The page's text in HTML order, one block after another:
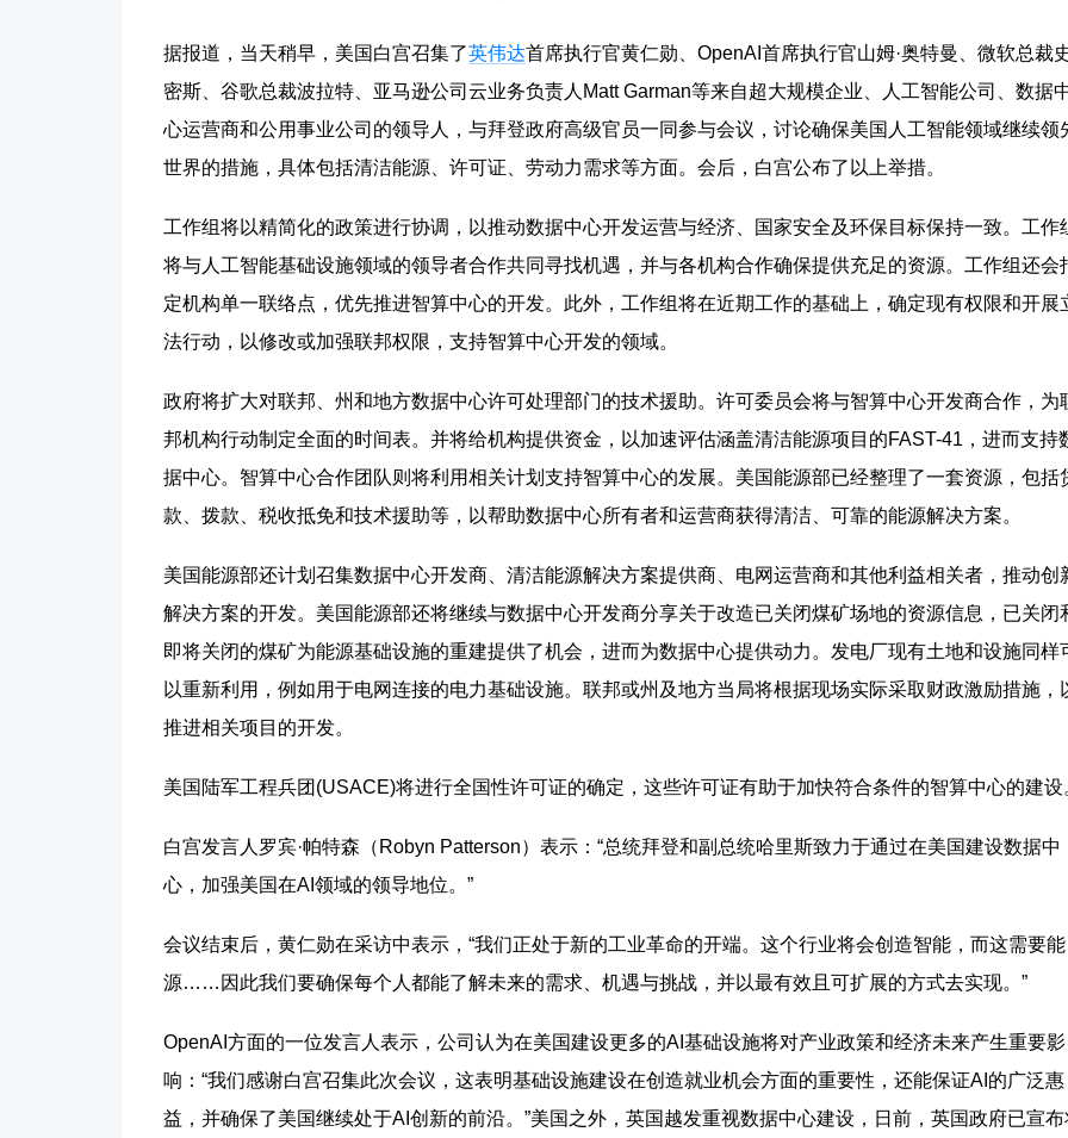
据报道，当天稍早，美国白宫召集了英伟达首席执行官黄仁勋、OpenAI首席执行官山姆·奥特曼、微软总裁
密斯、谷歌总裁波拉特、亚马逊公司云业务负责人Matt Garman等来自超大规模企业、人工智能公司、数据
心运营商和公用事业公司的领导人，与拜登政府高级官员一同参与会议，讨论确保美国人工智能领域继续领
世界的措施，具体包括清洁能源、许可证、劳动力需求等方面。会后，白宫公布了以上举措。
工作组将以精简化的政策进行协调，以推动数据中心开发运营与经济、国家安全及环保目标保持一致。工作
将与人工智能基础设施领域的领导者合作共同寻找机遇，并与各机构合作确保提供充足的资源。工作组还会
定机构单一联络点，优先推进智算中心的开发。此外，工作组将在近期工作的基础上，确定现有权限和开展
法行动，以修改或加强联邦权限，支持智算中心开发的领域。
政府将扩大对联邦、州和地方数据中心许可处理部门的技术援助。许可委员会将与智算中心开发商合作，为
邦机构行动制定全面的时间表。并将给机构提供资金，以加速评估涵盖清洁能源项目的FAST-41，进而支持
据中心。智算中心合作团队则将利用相关计划支持智算中心的发展。美国能源部已经整理了一套资源，包括
款、拨款、税收抵免和技术援助等，以帮助数据中心所有者和运营商获得清洁、可靠的能源解决方案。
美国能源部还计划召集数据中心开发商、清洁能源解决方案提供商、电网运营商和其他利益相关者，推动创
解决方案的开发。美国能源部还将继续与数据中心开发商分享关于改造已关闭煤矿场地的资源信息，已关闭
即将关闭的煤矿为能源基础设施的重建提供了机会，进而为数据中心提供动力。发电厂现有土地和设施同样
以重新利用，例如用于电网连接的电力基础设施。联邦或州及地方当局将根据现场实际采取财政激励措施，
推进相关项目的开发。
美国陆军工程兵团(USACE)将进行全国性许可证的确定，这些许可证有助于加快符合条件的智算中心的建设
白宫发言人罗宾·帕特森（Robyn Patterson）表示：“总统拜登和副总统哈里斯致力于通过在美国建设数据中
心，加强美国在AI领域的领导地位。”
会议结束后，黄仁勋在采访中表示，“我们正处于新的工业革命的开端。这个行业将会创造智能，而这需要能
源……因此我们要确保每个人都能了解未来的需求、机遇与挑战，并以最有效且可扩展的方式去实现。”
OpenAI方面的一位发言人表示，公司认为在美国建设更多的AI基础设施将对产业政策和经济未来产生重要影
响：“我们感谢白宫召集此次会议，这表明基础设施建设在创造就业机会方面的重要性，还能保证AI的广泛惠
益，并确保了美国继续处于AI创新的前沿。”美国之外，英国越发重视数据中心建设，日前，英国政府已宣布